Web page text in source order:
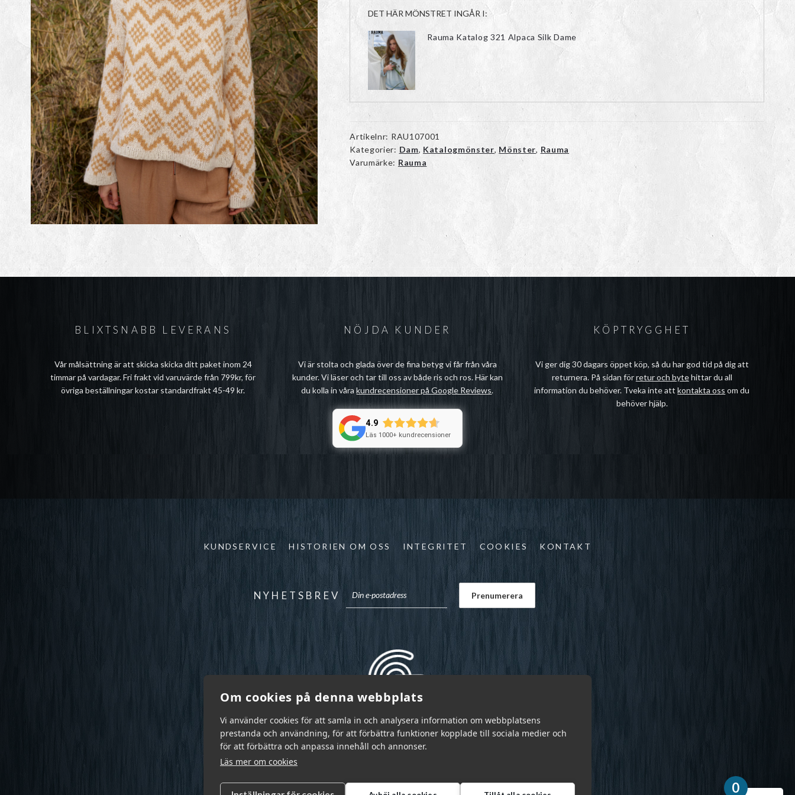
Om cookies på denna webbplats
Vi använder cookies för att samla in och analysera information om webbplatsens
prestanda och användning, för att förbättra funktioner kopplade till sociala medier och
för att förbättra och anpassa innehåll och annonser.
Läs mer om cookies
DET HÄR MÖNSTRET INGÅR I:
Rauma Katalog 321 Alpaca Silk Dame
Artikelnr: RAU107001
Kategorier: Dam, Katalogmönster, Mönster, Rauma
Varumärke: Rauma
BLIXTSNABB LEVERANS
Vår målsättning är att skicka skicka ditt paket inom 24
timmar på vardagar. Fri frakt vid varuvärde från 799kr, för
övriga beställningar kostar standardfrakt 45-49 kr.
NÖJDA KUNDER
Vi är stolta och glada över de fina betyg vi får från våra
kunder. Vi läser och tar till oss av både ris och ros. Här kan
du kolla in vårakundrecensioner på Google Reviews.
4.9
Läs 1000+ kundrecensioner
KÖPTRYGGHET
Vi ger dig 30 dagars öppet köp, så du har god tid på dig att
returnera. På sidan förretur och bytehittar du all
information du behöver. Tveka inte attkontakta oss om du
behöver hjälp.
KUNDSERVICE HISTORIEN OM OSS INTEGRITET COOKIES KONTAKT
NYHETSBREV
0